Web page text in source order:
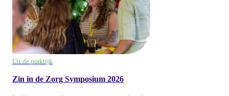
Uit de praktijk
Zin in de Zorg Symposium 2026